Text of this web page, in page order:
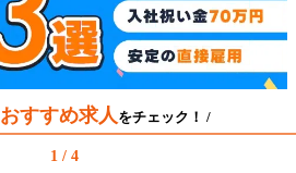
おすすめ求人 をチェック！ /
1 / 4